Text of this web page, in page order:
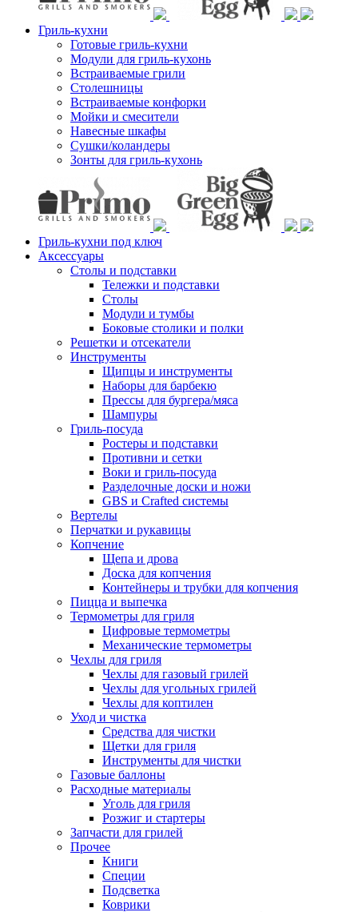
Гриль-кухни
Готовые гриль-кухни
Модули для гриль-кухонь
Встраиваемые грили
Столешницы
Встраиваемые конфорки
Мойки и смесители
Навесные шкафы
Сушки/коландеры
Зонты для гриль-кухонь
Гриль-кухни под ключ
Аксессуары
Столы и подставки
Тележки и подставки
Столы
Модули и тумбы
Боковые столики и полки
Решетки и отсекатели
Инструменты
Щипцы и инструменты
Наборы для барбекю
Прессы для бургера/мяса
Шампуры
Гриль-посуда
Ростеры и подставки
Противни и сетки
Воки и гриль-посуда
Разделочные доски и ножи
GBS и Crafted системы
Вертелы
Перчатки и рукавицы
Копчение
Щепа и дрова
Доска для копчения
Контейнеры и трубки для копчения
Пицца и выпечка
Термометры для гриля
Цифровые термометры
Механические термометры
Чехлы для гриля
Чехлы для газовый грилей
Чехлы для угольных грилей
Чехлы для коптилен
Уход и чистка
Средства для чистки
Щетки для гриля
Инструменты для чистки
Газовые баллоны
Расходные материалы
Уголь для гриля
Розжиг и стартеры
Запчасти для грилей
Прочее
Книги
Специи
Подсветка
Коврики